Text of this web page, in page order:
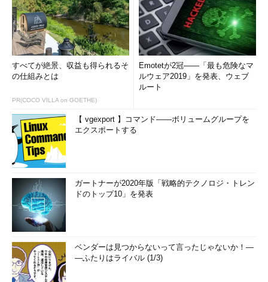
すべてが絶景、収益も得られるそ
の仕組みとは
PR(COCO VILLA on GOETHE)
Emotetが2冠――「最も危険なマ
ルウェア2019」を発表、ウェブ
ルート
【 vgexport 】コマンド――ボリュームグループを
エクスポートする
ガートナーが2020年版「戦略的テクノロジ・トレン
ドのトップ10」を発表
ベンダーは見つからないって言ったじゃないか！―
―ふたりはライバル (1/3)